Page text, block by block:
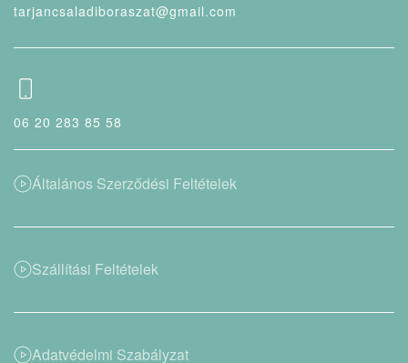
tarjancsaladiboraszat@gmail.com
06 20 283 85 58
Általános Szerződési Feltételek
Szállítási Feltételek
Adatvédelmi Szabályzat